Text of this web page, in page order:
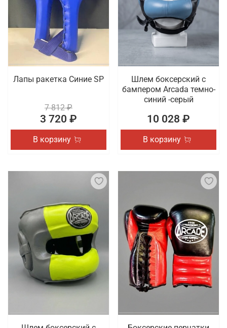
Лапы ракетка Синие SP
7 812 ₽
3 720 ₽
В корзину
Шлем боксерский с
бампером Arcada темно-
синий -серый
10 028 ₽
В корзину